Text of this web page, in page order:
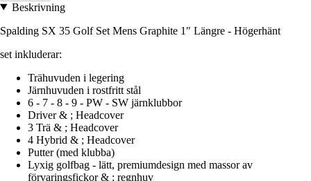
Beskrivning
Spalding SX 35 Golf Set Mens Graphite 1″ Längre - Högerhänt
set inkluderar:
Trähuvuden i legering
Järnhuvuden i rostfritt stål
6 - 7 - 8 - 9 - PW - SW järnklubbor
Driver & ; Headcover
3 Trä & ; Headcover
4 Hybrid & ; Headcover
Putter (med klubba)
Lyxig golfbag - lätt, premiumdesign med massor av
förvaringsfickor & ; regnhuv